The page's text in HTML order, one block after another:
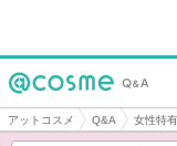
アットコスメ Q&A 女性特